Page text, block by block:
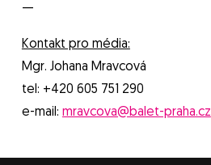
—
Kontakt pro média:
Mgr. Johana Mravcová
tel: +420 605 751 290
e-mail: mravcova@balet-praha.cz